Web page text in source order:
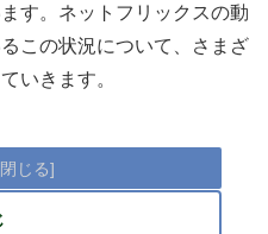
す。ネットフリックスの動
この状況について、さまざ
いきます。